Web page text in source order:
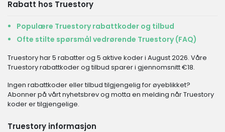
Rabatt hos Truestory
Populære Truestory rabattkoder og tilbud
Ofte stilte spørsmål vedrørende Truestory (FAQ)
Truestory har 5 rabatter og 5 aktive koder i August 2026. Våre
Truestory rabattkoder og tilbud sparer i gjennomsnitt €18.
Ingen rabattkoder eller tilbud tilgjengelig for øyeblikket?
Abonner på vårt nyhetsbrev og motta en melding når Truestory
koder er tilgjengelige.
Truestory informasjon